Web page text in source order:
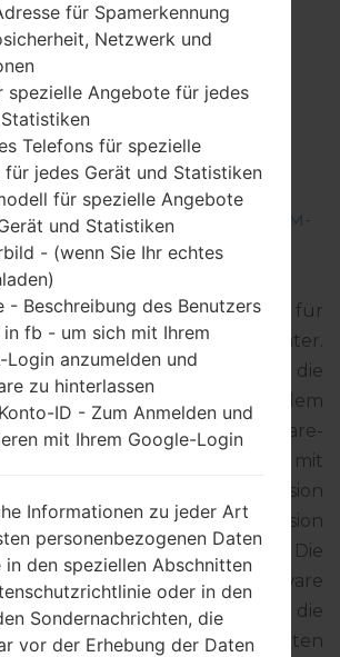
FIRMWARE
SM-N986B -
NOTE 20
Note 20 Ultra 5G
SamsungSM-
neueste Firmware-Update für
Note 20 Ultra 5G herunter.
nicht zu überprüfen, ob die
Ihres Smartphones dem
N986B entspricht. Der Firmware-
AUSTRIA. Das Produkt wird mit
N986BXXS3EVB1 und CSC-Version
MODEM-Version
geliefert. Die
der angegebenen Firmware
Detalierte Anleitung, wie man die
auf Samsung-Geräten
für Spamerkennung
Netzwerk und
spezielle Angebote für jedes
Telefons für spezielle
jedes Gerät und Statistiken
für spezielle Angebote
und Statistiken
- (wenn Sie Ihr echtes
- Beschreibung des Benutzers
in fb - um sich mit Ihrem
Login anzumelden und
zu hinterlassen
ID - Zum Anmelden und
mit Ihrem Google-Login
Informationen zu jeder Art
personenbezogenen Daten
in den speziellen Abschnitten
oder in den
Sondernachrichten, die
vor der Erhebung der Daten